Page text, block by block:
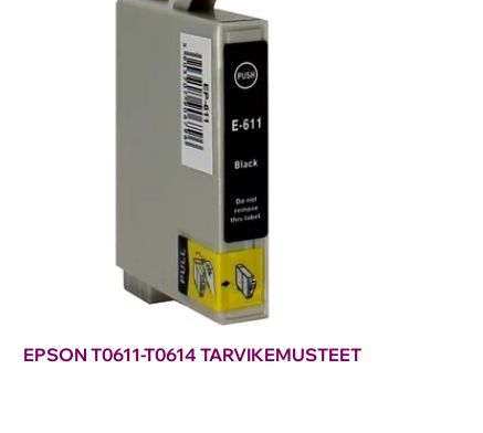
EPSON T0611-T0614 TARVIKEMUSTEET